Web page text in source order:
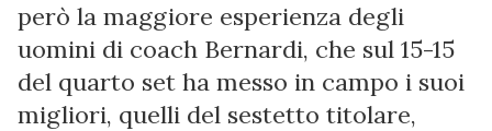
però la maggiore esperienza degli
uomini di coach Bernardi, che sul 15-15
del quarto set ha messo in campo i suoi
migliori, quelli del sestetto titolare,